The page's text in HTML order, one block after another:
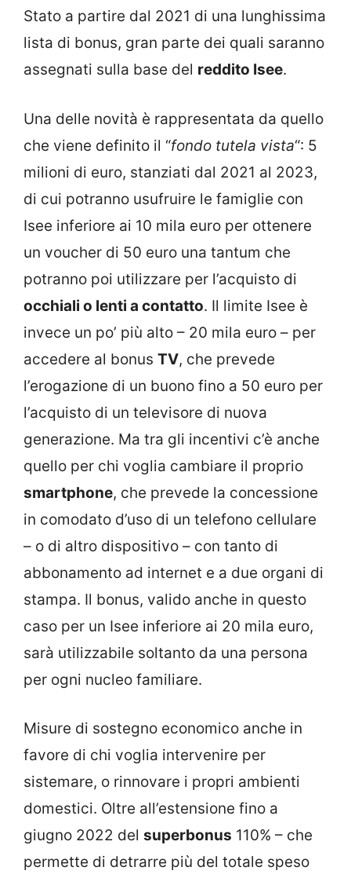
Stato a partire dal 2021 di una lunghissima
lista di bonus, gran parte dei quali saranno
assegnati sulla base del reddito Isee.
Una delle novità è rappresentata da quello
che viene definito il “fondo tutela vista“: 5
milioni di euro, stanziati dal 2021 al 2023,
di cui potranno usufruire le famiglie con
Isee inferiore ai 10 mila euro per ottenere
un voucher di 50 euro una tantum che
potranno poi utilizzare per l’acquisto di
occhiali o lenti a contatto. Il limite Isee è
invece un po’ più alto – 20 mila euro – per
accedere al bonus TV, che prevede
l’erogazione di un buono fino a 50 euro per
l’acquisto di un televisore di nuova
generazione. Ma tra gli incentivi c’è anche
quello per chi voglia cambiare il proprio
smartphone, che prevede la concessione
in comodato d’uso di un telefono cellulare
– o di altro dispositivo – con tanto di
abbonamento ad internet e a due organi di
stampa. Il bonus, valido anche in questo
caso per un Isee inferiore ai 20 mila euro,
sarà utilizzabile soltanto da una persona
per ogni nucleo familiare.
Misure di sostegno economico anche in
favore di chi voglia intervenire per
sistemare, o rinnovare i propri ambienti
domestici. Oltre all’estensione fino a
giugno 2022 del superbonus 110% – che
permette di detrarre più del totale speso